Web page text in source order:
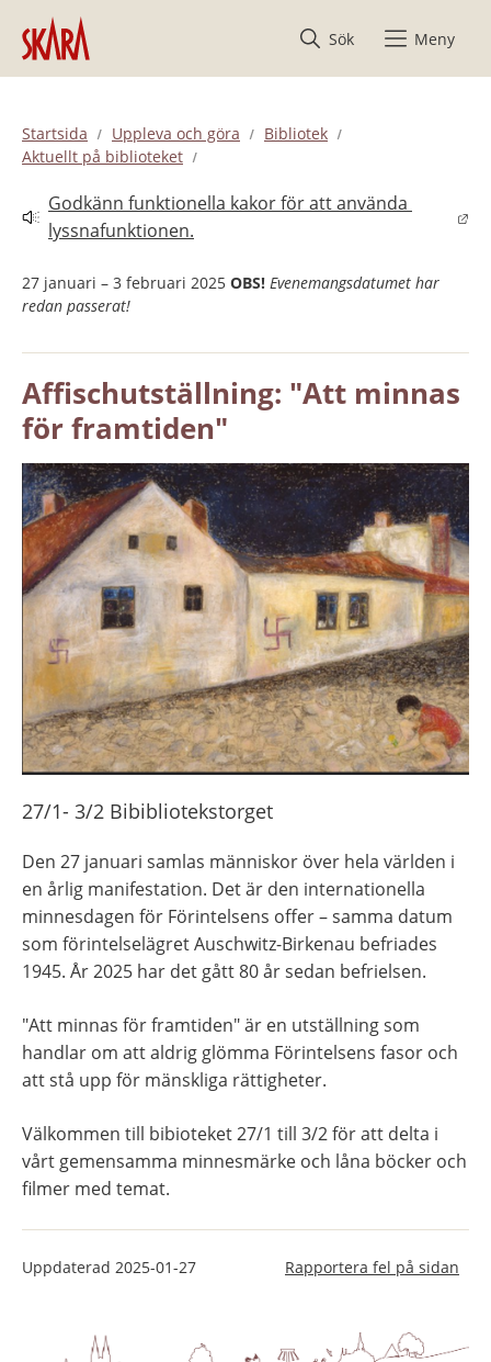
Hoppa till innehåll
Sök
Meny
Startsida Uppleva och göra
Bibliotek
Aktuellt på biblioteket
Godkänn funktionella kakor för att använda
lyssnafunktionen.
Länk till annan webbplats.
27 januari – 3 februari 2025 OBS! Evenemangsdatumet har
redan passerat!
Affischutställning: "Att minnas
för framtiden"
27/1- 3/2 Bibibliotekstorget
Den 27 januari samlas människor över hela världen i
en årlig manifestation. Det är den internationella
minnesdagen för Förintelsens offer – samma datum
som förintelselägret Auschwitz-Birkenau befriades
1945. År 2025 har det gått 80 år sedan befrielsen.
"Att minnas för framtiden" är en utställning som
handlar om att aldrig glömma Förintelsens fasor och
att stå upp för mänskliga rättigheter.
Välkommen till bibioteket 27/1 till 3/2 för att delta i
vårt gemensamma minnesmärke och låna böcker och
filmer med temat.
Uppdaterad 2025-01-27 Rapportera fel på sidan